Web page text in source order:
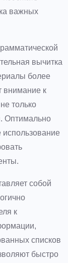
важных
вычитка
более
внимание к
только
Оптимально
собой
к
списков
быстро